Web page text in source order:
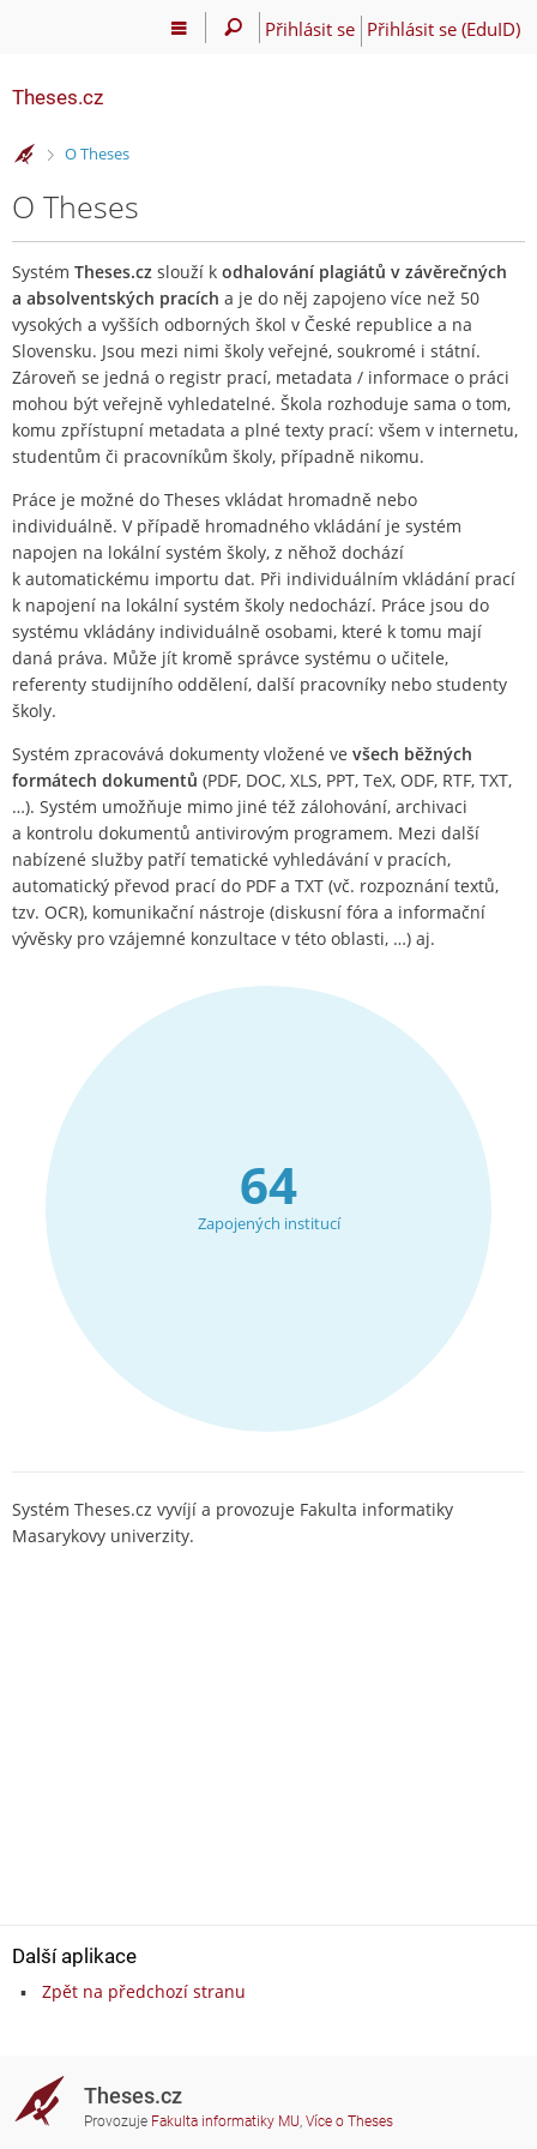
Přihlásit se Přihlásit se (EduID)
Theses.cz
>
O Theses
O Theses
Systém Theses.cz slouží k odhalování plagiátů v závěrečných
a absolventských pracích a je do něj zapojeno více než 50
vysokých a vyšších odborných škol v České republice a na
Slovensku. Jsou mezi nimi školy veřejné, soukromé i státní.
Zároveň se jedná o registr prací, metadata / informace o práci
mohou být veřejně vyhledatelné. Škola rozhoduje sama o tom,
komu zpřístupní metadata a plné texty prací: všem v internetu,
studentům či pracovníkům školy, případně nikomu.
Práce je možné do Theses vkládat hromadně nebo
individuálně. V případě hromadného vkládání je systém
napojen na lokální systém školy, z něhož dochází
k automatickému importu dat. Při individuálním vkládání prací
k napojení na lokální systém školy nedochází. Práce jsou do
systému vkládány individuálně osobami, které k tomu mají
daná práva. Může jít kromě správce systému o učitele,
referenty studijního oddělení, další pracovníky nebo studenty
školy.
Systém zpracovává dokumenty vložené ve všech běžných
formátech dokumentů (PDF, DOC, XLS, PPT, TeX, ODF, RTF, TXT,
…). Systém umožňuje mimo jiné též zálohování, archivaci
a kontrolu dokumentů antivirovým programem. Mezi další
nabízené služby patří tematické vyhledávání v pracích,
automatický převod prací do PDF a TXT (vč. rozpoznání textů,
tzv. OCR), komunikační nástroje (diskusní fóra a informační
vývěsky pro vzájemné konzultace v této oblasti, …) aj.
64
Zapojených institucí
Systém Theses.cz vyvíjí a provozuje Fakulta informatiky
Masarykovy univerzity.
Další aplikace
Zpět na předchozí stranu
Theses.cz
Provozuje Fakulta informatiky MU, Více o Theses